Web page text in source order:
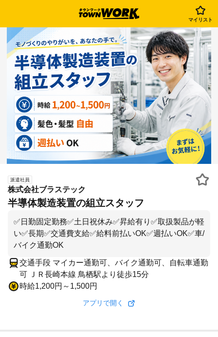
マイリスト
派遣社員
株式会社ブラステック
半導体製造装置の組立スタッフ
✅️日勤固定勤務✅️土日祝休み✅️昇給有り✅️取扱製品が軽
い✅️長期✅️交通費支給✅️給料前払いOK✅️週払いOK✅️車/
バイク通勤OK
交通手段 マイカー通勤可、バイク通勤可、自転車通勤
可 ＪＲ長崎本線 鳥栖駅より徒歩15分
時給1,200円～1,500円
アプリで開く